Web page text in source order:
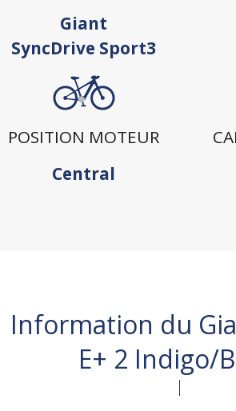
Giant
SyncDrive Sport3
POSITION MOTEUR
Central
Information du
E+ 2 Indigo/